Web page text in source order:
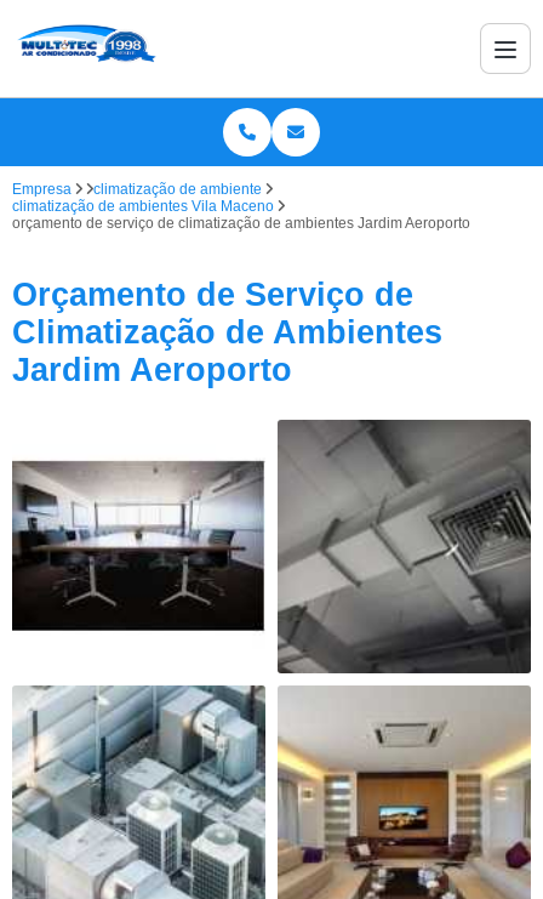
Empresa
climatização de ambiente
climatização de ambientes Vila Maceno
orçamento de serviço de climatização de ambientes Jardim Aeroporto
Orçamento de Serviço de
Climatização de Ambientes
Jardim Aeroporto